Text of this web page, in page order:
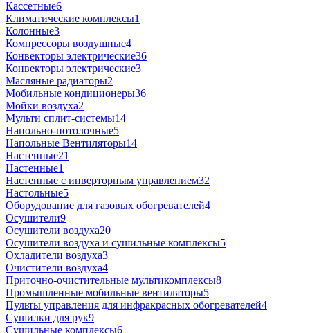
Кассетные6
Климатические комплексы1
Колонные3
Компрессоры воздушные4
Конвекторы электрические36
Конвекторы электрические3
Масляные радиаторы2
Мобильные кондиционеры36
Мойки воздуха2
Мульти сплит-системы14
Напольно-потолочные5
Напольные Вентиляторы14
Настенные21
Настенные1
Настенные с инверторным управлением32
Настольные5
Оборудование для газовых обогревателей4
Осушители9
Осушители воздуха20
Осушители воздуха и сушильные комплексы5
Охладители воздуха3
Очистители воздуха4
Приточно-очистительные мультикомплексы8
Промышленные мобильные вентиляторы5
Пульты управления для инфракрасных обогревателей4
Сушилки для рук9
Сушильные комплексы6